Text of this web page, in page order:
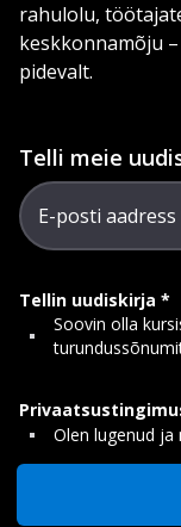
rahulolu,
keskkonnamõju
pidevalt.
Telli meie
E-posti aadress
Tellin uudiskirja
Soovin olla
Olen lugenud ja